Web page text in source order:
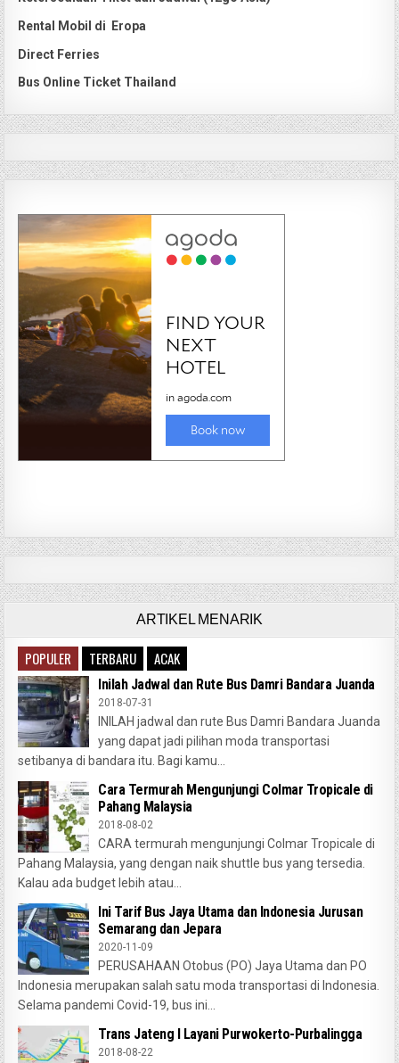
Rental Mobil di Eropa
Direct Ferries
Bus Online Ticket Thailand
ARTIKEL MENARIK
POPULER TERBARU ACAK
Inilah Jadwal dan Rute Bus Damri Bandara Juanda
2018-07-31
INILAH jadwal dan rute Bus Damri Bandara Juanda
yang dapat jadi pilihan moda transportasi
setibanya di bandara itu. Bagi kamu...
Cara Termurah Mengunjungi Colmar Tropicale di
Pahang Malaysia
2018-08-02
CARA termurah mengunjungi Colmar Tropicale di
Pahang Malaysia, yang dengan naik shuttle bus yang tersedia.
Kalau ada budget lebih atau...
Ini Tarif Bus Jaya Utama dan Indonesia Jurusan
Semarang dan Jepara
2020-11-09
PERUSAHAAN Otobus (PO) Jaya Utama dan PO
Indonesia merupakan salah satu moda transportasi di Indonesia.
Selama pandemi Covid-19, bus ini...
Trans Jateng I Layani Purwokerto-Purbalingga
2018-08-22